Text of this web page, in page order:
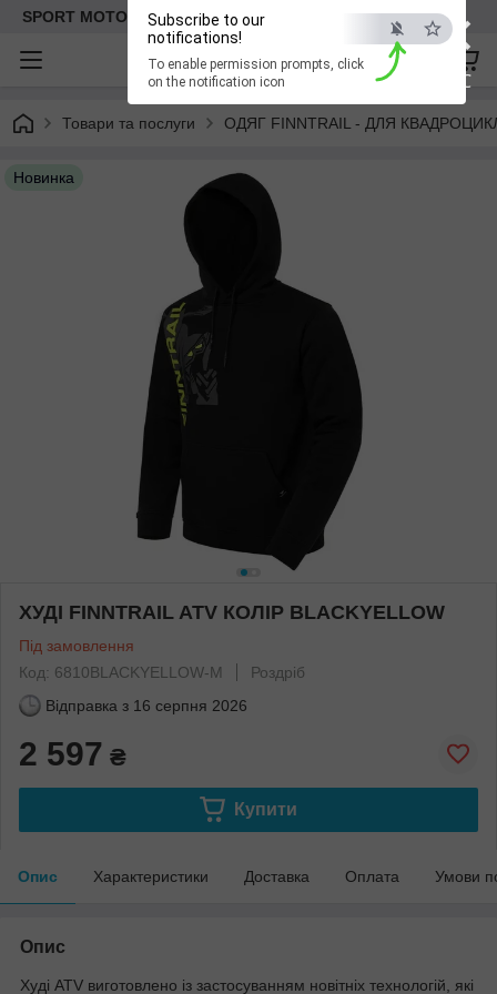
×
ESC
Subscribe to our
notifications!
To enable permission prompts, click
on the notification icon
SPORT MOTO | Інтернет-магазин мототоварів
Товари та послуги ОДЯГ FINNTRAIL - ДЛЯ
Новинка
ХУДІ FINNTRAIL ATV КОЛІР BLACKYELLOW
Під замовлення
Код: 6810BLACKYELLOW-M
Роздріб
Відправка з 16 серпня 2026
2 597 ₴
Купити
Опис Характеристики Доставка Оплата Умови
Опис
Худі ATV виготовлено із застосуванням новітніх технологій, які